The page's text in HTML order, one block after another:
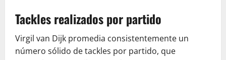
Tackles realizados por partido
Virgil van Dijk promedia consistentemente un
número sólido de tackles por partido, que